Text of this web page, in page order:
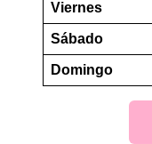
Viernes
Sábado
Domingo